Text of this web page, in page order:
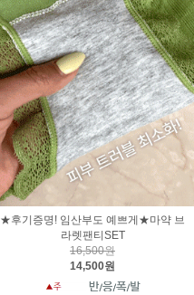
★후기증명! 임산부도 예쁘게★마약 브
라렛팬티SET
16,500원
14,500원